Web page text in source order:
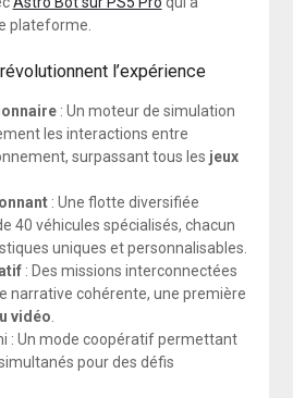
plateforme.
l’expérience
: Un moteur de simulation
les interactions entre
surpassant tous les jeux
: Une flotte diversifiée
40 véhicules spécialisés, chacun
uniques et personnalisables.
: Des missions interconnectées
narrative cohérente, une première
vidéo.
: Un mode coopératif permettant
pour des défis